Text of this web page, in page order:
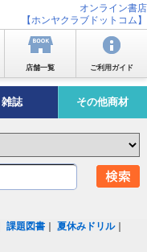
オンライン書店
【ホンヤクラブドットコム】
店舗一覧 ご利用ガイド
雑誌 その他商材
｜課題図書 ｜夏休みドリル｜